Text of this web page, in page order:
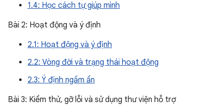
1.4: Học cách tự giúp mình
Bài 2: Hoạt động và ý định
2.1: Hoạt động và ý định
2.2: Vòng đời và trạng thái hoạt động
2.3: Ý định ngầm ẩn
Bài 3: Kiểm thử, gỡ lỗi và sử dụng thư viện hỗ trợ